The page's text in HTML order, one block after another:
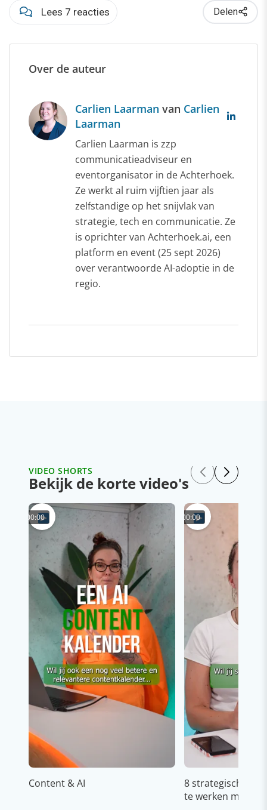
Lees 7 reacties Delen
Over de auteur
Carlien Laarman van Carlien
Laarman
Carlien Laarman is zzp
communicatieadviseur en
eventorganisator in de Achterhoek.
Ze werkt al ruim vijftien jaar als
zelfstandige op het snijvlak van
strategie, tech en communicatie. Ze
is oprichter van Achterhoek.ai, een
platform en event (25 sept 2026)
over verantwoorde AI-adoptie in de
regio.
VIDEO SHORTS
Bekijk de korte video's
00:00
Content & AI
00:00
8 strategische
te werken met